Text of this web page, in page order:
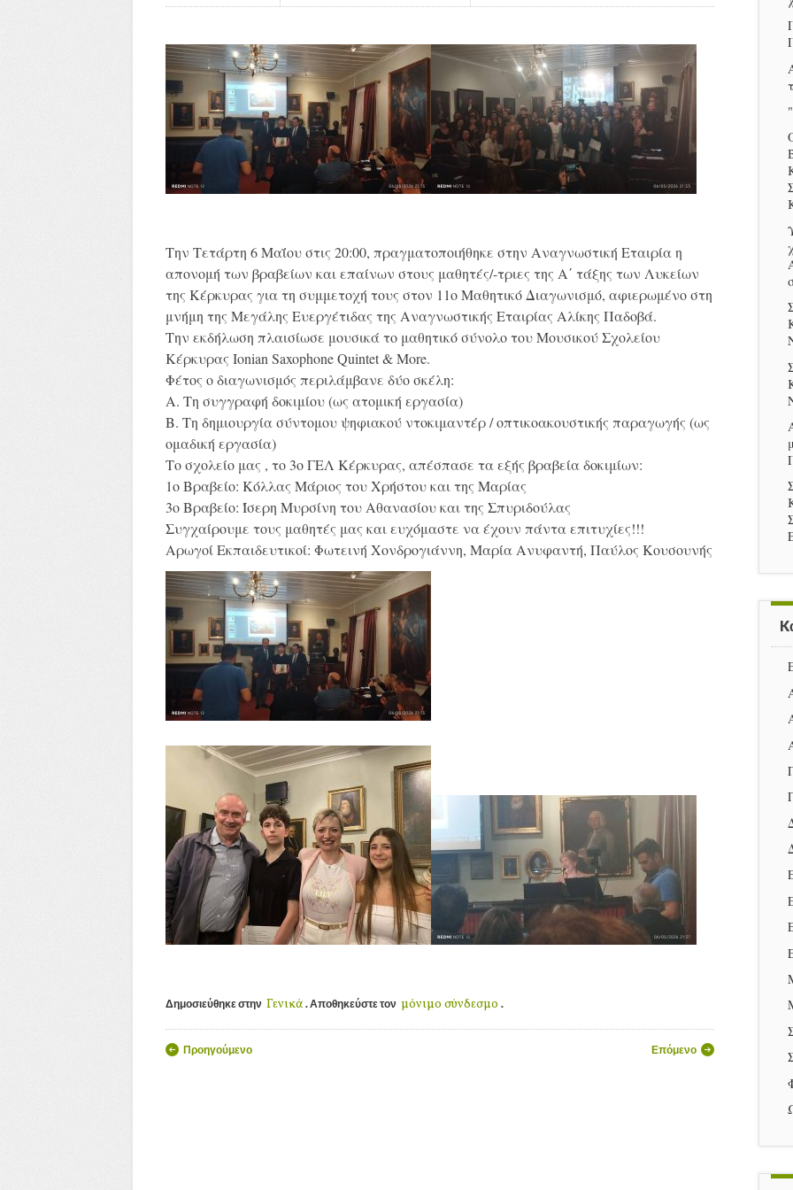
Την Τετάρτη 6 Μαΐου στις 20:00, πραγματοποιήθηκε στην Αναγνωστική Εταιρία η
απονομή των βραβείων και επαίνων στους μαθητές/-τριες της Α΄ τάξης των Λυκείων
της Κέρκυρας για τη συμμετοχή τους στον 11ο Μαθητικό Διαγωνισμό, αφιερωμένο στη
μνήμη της Μεγάλης Ευεργέτιδας της Αναγνωστικής Εταιρίας Αλίκης Παδοβά.
Την εκδήλωση πλαισίωσε μουσικά το μαθητικό σύνολο του Μουσικού Σχολείου
Κέρκυρας Ionian Saxophone Quintet & More.
Φέτος ο διαγωνισμός περιλάμβανε δύο σκέλη:
Α. Τη συγγραφή δοκιμίου (ως ατομική εργασία)
Β. Τη δημιουργία σύντομου ψηφιακού ντοκιμαντέρ / οπτικοακουστικής παραγωγής (ως
ομαδική εργασία)
Το σχολείο μας , το 3ο ΓΕΛ Κέρκυρας, απέσπασε τα εξής βραβεία δοκιμίων:
1ο Βραβείο: Κόλλας Μάριος του Χρήστου και της Μαρίας
3ο Βραβείο: Ίσερη Μυρσίνη του Αθανασίου και της Σπυριδούλας
Συγχαίρουμε τους μαθητές μας και ευχόμαστε να έχουν πάντα επιτυχίες!!!
Αρωγοί Εκπαιδευτικοί: Φωτεινή Χονδρογιάννη, Μαρία Ανυφαντή, Παύλος Κουσουνής
Δημοσιεύθηκε στην Γενικά . Αποθηκεύστε τον μόνιμο σύνδεσμο .
Πλοήγηση άρθρων
Προηγούμενο Επόμενο